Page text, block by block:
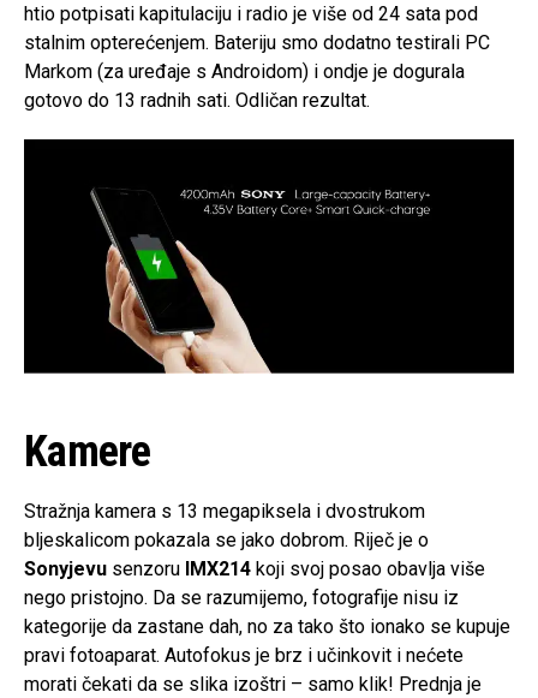
htio potpisati kapitulaciju i radio je više od 24 sata pod
stalnim opterećenjem. Bateriju smo dodatno testirali PC
Markom (za uređaje s Androidom) i ondje je dogurala
gotovo do 13 radnih sati. Odličan rezultat.
Kamere
Stražnja kamera s 13 megapiksela i dvostrukom
bljeskalicom pokazala se jako dobrom. Riječ je o
Sonyjevu senzoru IMX214 koji svoj posao obavlja više
nego pristojno. Da se razumijemo, fotografije nisu iz
kategorije da zastane dah, no za tako što ionako se kupuje
pravi fotoaparat. Autofokus je brz i učinkovit i nećete
morati čekati da se slika izoštri – samo klik! Prednja je